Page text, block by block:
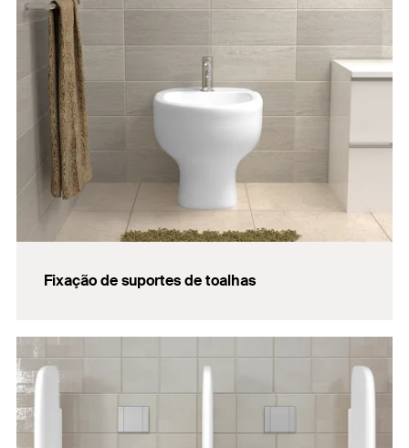
Fixação de suportes de toalhas